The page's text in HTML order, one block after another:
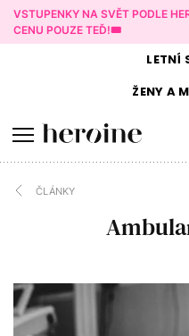
VSTUPENKY NA SVĚT PODLE
CENU POUZE TEĎ!🎟️
LETNÍ
ŽENY A
ČLÁNKY